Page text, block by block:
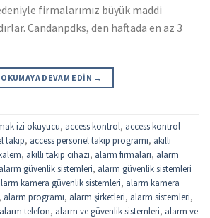
firmalarımız büyük maddi
Candanpdks, den haftada en az 3
OKUMAYA DEVAM EDIN →
izi okuyucu, access kontrol, access kontrol
takip, access personel takip programı, akıllı
, akıllı takip cihazı, alarm firmaları, alarm
alarm güvenlik sistemleri, alarm güvenlik sistemleri
kamera güvenlik sistemleri, alarm kamera
, alarm programı, alarm şirketleri, alarm sistemleri,
alarm telefon, alarm ve güvenlik sistemleri, alarm ve